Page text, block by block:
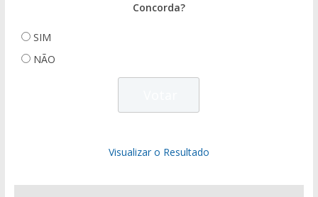
Concorda?
SIM
NÃO
Visualizar o Resultado